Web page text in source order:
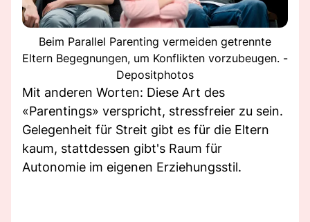
Beim Parallel Parenting vermeiden getrennte
Eltern Begegnungen, um Konflikten vorzubeugen. -
Depositphotos
Mit anderen Worten: Diese Art des
«Parentings» verspricht, stressfreier zu sein.
Gelegenheit für Streit gibt es für die Eltern
kaum, stattdessen gibt's Raum für
Autonomie im eigenen Erziehungsstil.